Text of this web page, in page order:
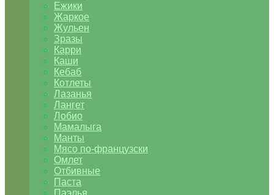
Ежики
Жаркое
Жульен
Зразы
Карри
Каши
Кебаб
Котлеты
Лазанья
Лангет
Лобио
Мамалыга
Манты
Мясо по-французски
Омлет
Отбивные
Паста
Паэлья